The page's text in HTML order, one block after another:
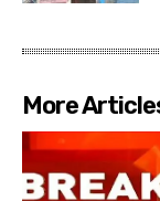
More